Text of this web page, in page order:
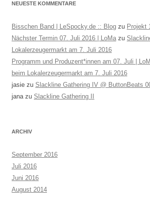
NEUESTE KOMMENTARE
Bisschen Band | LeSpocky.de :: Blog zu Projekt
Nächster Termin 07. Juli 2016 | LoMa zu
Lokalerzeugermarkt am 7. Juli 2016
Programm und Produzent*innen am 07. Juli |
beim Lokalerzeugermarkt am 7. Juli 2016
jasie zu Slackline Gathering IV @ ButtonBeats
janazu Slackline Gathering II
ARCHIV
September 2016
Juli 2016
Juni 2016
August 2014